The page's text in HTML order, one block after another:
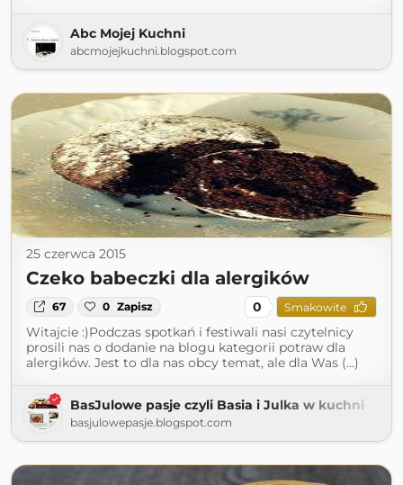
Abc Mojej Kuchni
abcmojejkuchni.blogspot.com
25 czerwca 2015
Czeko babeczki dla alergików
67 0 Zapisz 0 Smakowite
Witajcie :)Podczas spotkań i festiwali nasi czytelnicy
prosili nas o dodanie na blogu kategorii potraw dla
alergików. Jest to dla nas obcy temat, ale dla Was (...)
BasJulowe pasje czyli Basia i Julka w kuchni
basjulowepasje.blogspot.com